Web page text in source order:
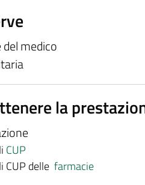
medico
la
CUP
CUP delle farmacie